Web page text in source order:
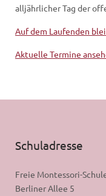
alljährlicher Tag der
Auf dem Laufenden
Aktuelle Termine
Schuladresse
Freie Montessori-
Berliner Allee 5